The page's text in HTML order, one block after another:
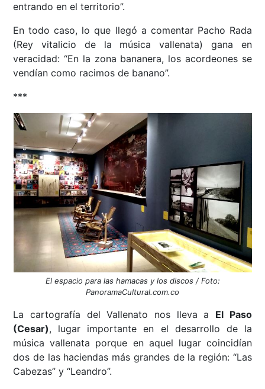
entrando en el territorio”.
En todo caso, lo que llegó a comentar Pacho Rada
(Rey vitalicio de la música vallenata) gana en
veracidad: “En la zona bananera, los acordeones se
vendían como racimos de banano”.
***
El espacio para las hamacas y los discos / Foto:
PanoramaCultural.com.co
La cartografía del Vallenato nos lleva a El Paso
(Cesar), lugar importante en el desarrollo de la
música vallenata porque en aquel lugar coincidían
dos de las haciendas más grandes de la región: “Las
Cabezas” y “Leandro”.